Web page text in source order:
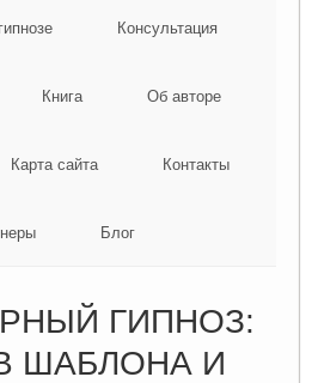
Консультация
Книга Об авторе
Карта сайта Контакты
Блог
ГИПНОЗ:
ШАБЛОНА И